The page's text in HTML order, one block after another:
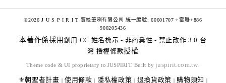
©2026 J U S P I R I T 賈絲筆咧有限公司 統一編號: 60601707。電聯+886
900205436
本著作係採用 創用 CC 姓名標示 - 非商業性 - 禁止改作 3.0 台
灣 授權條款授權
Theme code & UI proprietary to JUSPIRIT. Built by juspirit.com.tw
⚜️朝聖者計畫 | 使用條款 | 隱私權政策 | 退換貨政策 | 購物須知 |